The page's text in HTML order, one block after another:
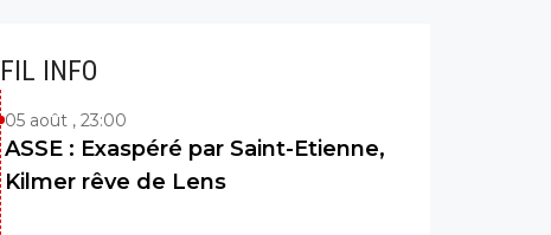
FIL INFO
05 août , 23:00
ASSE : Exaspéré par Saint-Etienne,
Kilmer rêve de Lens